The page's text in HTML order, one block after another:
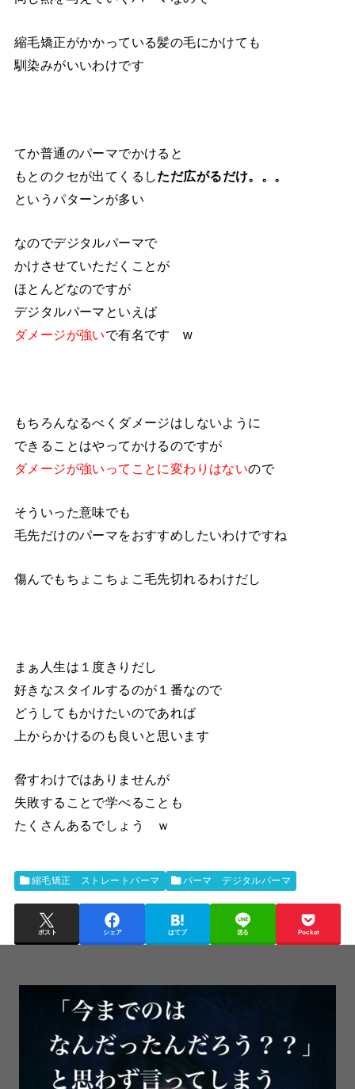
縮毛矯正がかかっている髪の毛にかけても
馴染みがいいわけです
てか普通のパーマでかけると
もとのクセが出てくるし ただ広がるだけ。。。
というパターンが多い
なのでデジタルパーマで
かけさせていただくことが
ほとんどなのですが
デジタルパーマといえば
ダメージが強いで有名です w
もちろんなるべくダメージはしないように
できることはやってかけるのですが
ダメージが強いってことに変わりはないので
そういった意味でも
毛先だけのパーマをおすすめしたいわけですね
傷んでもちょこちょこ毛先切れるわけだし
まぁ人生は１度きりだし
好きなスタイルするのが１番なので
どうしてもかけたいのであれば
上からかけるのも良いと思います
脅すわけではありませんが
失敗することで学べることも
たくさんあるでしょう ｗ
縮毛矯正 ストレートパーマ パーマ デジタルパーマ
ポスト シェア はてブ 送る Pocket